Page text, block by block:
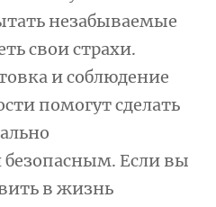
незабываемые
свои страхи.
и соблюдение
помогут сделать
Если вы
в жизнь